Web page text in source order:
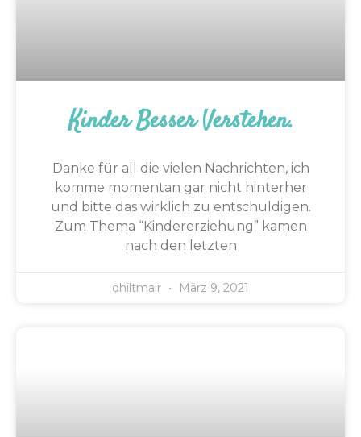
Kinder Besser Verstehen.
Danke für all die vielen Nachrichten, ich
komme momentan gar nicht hinterher
und bitte das wirklich zu entschuldigen.
Zum Thema “Kindererziehung” kamen
nach den letzten
dhiltmair März 9, 2021